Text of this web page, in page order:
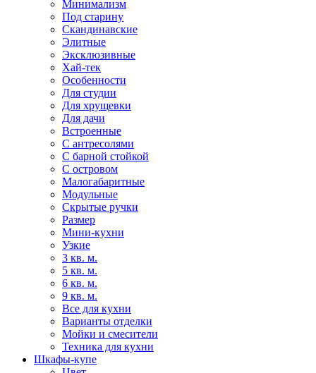
Минимализм
Под старину
Скандинавские
Элитные
Эксклюзивные
Хай-тек
Особенности
Для студии
Для хрущевки
Для дачи
Встроенные
С антресолями
С барной стойкой
С островом
Малогабаритные
Модульные
Скрытые ручки
Размер
Мини-кухни
Узкие
3 кв. м.
5 кв. м.
6 кв. м.
9 кв. м.
Все для кухни
Варианты отделки
Мойки и смесители
Техника для кухни
Шкафы-купе